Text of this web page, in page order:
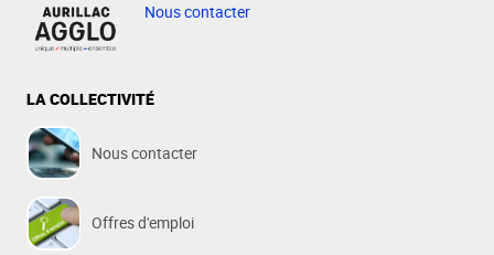
Nous contacter
LA COLLECTIVITÉ
Nous contacter
Offres d'emploi